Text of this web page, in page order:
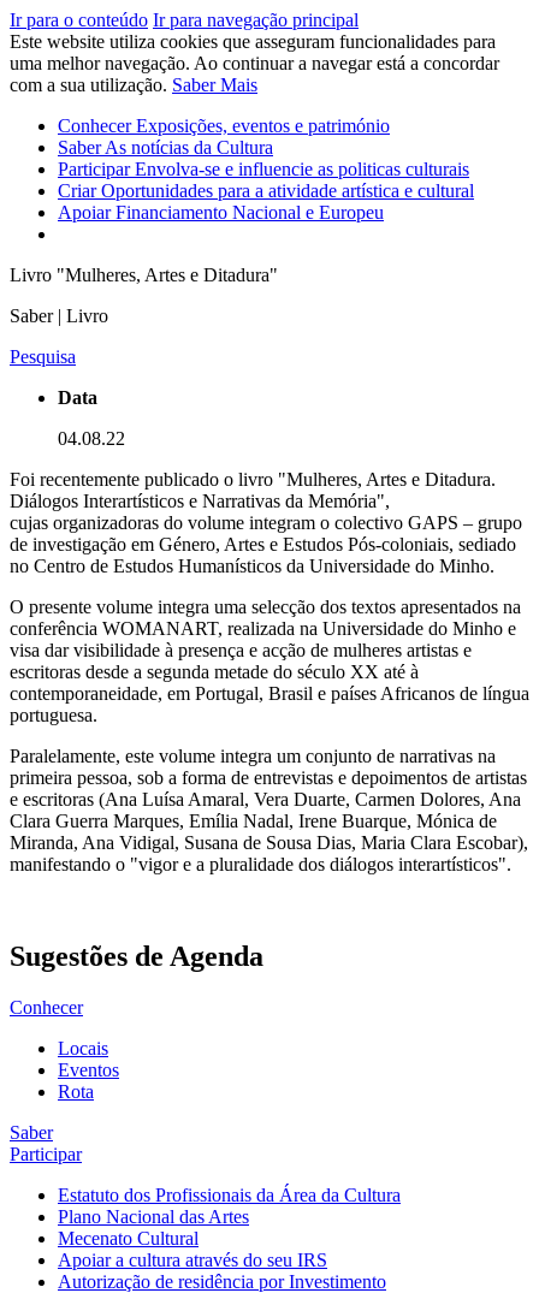
Ir para o conteúdo Ir para navegação principal
Este website utiliza cookies que asseguram funcionalidades para
uma melhor navegação. Ao continuar a navegar está a concordar
com a sua utilização. Saber Mais
ConhecerExposições, eventos e património
SaberAs notícias da Cultura
ParticiparEnvolva-se e influencie as politicas culturais
CriarOportunidades para a atividade artística e cultural
ApoiarFinanciamento Nacional e Europeu
Livro "Mulheres, Artes e Ditadura"
Saber | Livro
Pesquisa
Data
04.08.22
Foi recentemente publicado o livro "Mulheres, Artes e Ditadura.
Diálogos Interartísticos e Narrativas da Memória",
cujas organizadoras do volume integram o colectivo GAPS – grupo
de investigação em Género, Artes e Estudos Pós-coloniais, sediado
no Centro de Estudos Humanísticos da Universidade do Minho.
O presente volume integra uma selecção dos textos apresentados na
conferência WOMANART, realizada na Universidade do Minho e
visa dar visibilidade à presença e acção de mulheres artistas e
escritoras desde a segunda metade do século XX até à
contemporaneidade, em Portugal, Brasil e países Africanos de língua
portuguesa.
Paralelamente, este volume integra um conjunto de narrativas na
primeira pessoa, sob a forma de entrevistas e depoimentos de artistas
e escritoras (Ana Luísa Amaral, Vera Duarte, Carmen Dolores, Ana
Clara Guerra Marques, Emília Nadal, Irene Buarque, Mónica de
Miranda, Ana Vidigal, Susana de Sousa Dias, Maria Clara Escobar),
manifestando o "vigor e a pluralidade dos diálogos interartísticos".
Sugestões de Agenda
Conhecer
Locais
Eventos
Rota
Saber
Participar
Estatuto dos Profissionais da Área da Cultura
Plano Nacional das Artes
Mecenato Cultural
Apoiar a cultura através do seu IRS
Autorização de residência por Investimento